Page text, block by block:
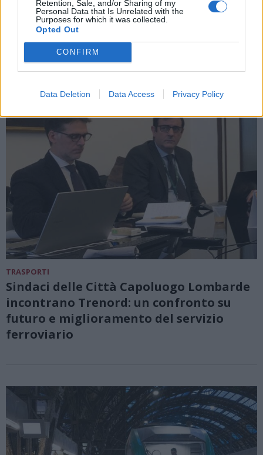
Retention, Sale, and/or Sharing of my
Personal Data that Is Unrelated with the
Purposes for which it was collected.
Opted Out
CONFIRM
Data Deletion Data Access Privacy Policy
fermate e nuovi bus: il sostegno alle
amministrazioni comunali
TRASPORTI
Sindaci delle Città Capoluogo Lombarde
incontrano Trenord: un confronto su
futuro e miglioramento del servizio
ferroviario